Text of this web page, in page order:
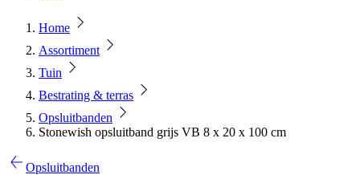
Home
Assortiment
Tuin
Bestrating & terras
Opsluitbanden
Stonewish opsluitband grijs VB 8 x 20 x 100 cm
Opsluitbanden